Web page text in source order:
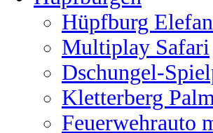
Hüpfburg
Multiplay Safari
Dschungel-
Kletterberg
Feuerwehrauto